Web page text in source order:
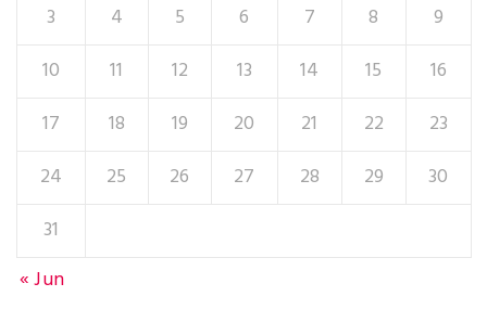
« Jun
3
4 5 6 7 8
9
10
11 12 13 14 15
16
17
18 19 20 21 22
23
24
25 26 27 28 29
30
31